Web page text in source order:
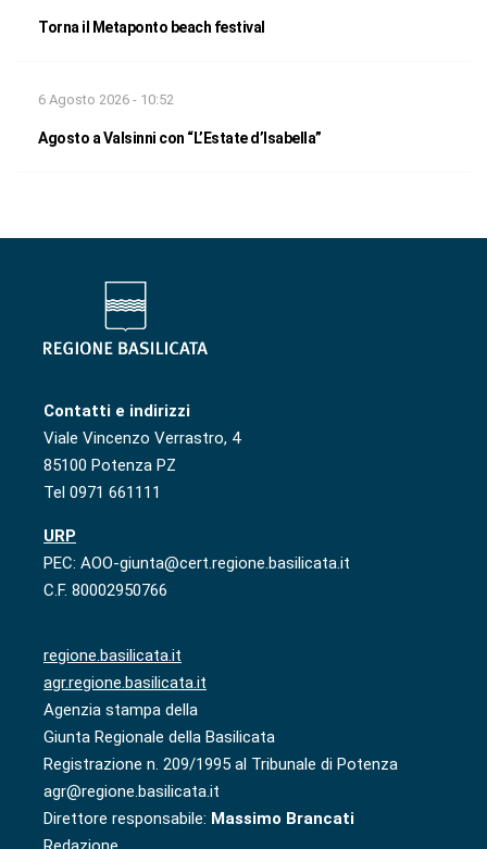
Torna il Metaponto beach festival
6 Agosto 2026 - 10:52
Agosto a Valsinni con “L’Estate d’Isabella”
Contatti e indirizzi
Viale Vincenzo Verrastro, 4
85100 Potenza PZ
Tel 0971 661111
URP
PEC: AOO-giunta@cert.regione.basilicata.it
C.F. 80002950766
regione.basilicata.it
agr.regione.basilicata.it
Agenzia stampa della
Giunta Regionale della Basilicata
Registrazione n. 209/1995 al Tribunale di Potenza
agr@regione.basilicata.it
Direttore responsabile: Massimo Brancati